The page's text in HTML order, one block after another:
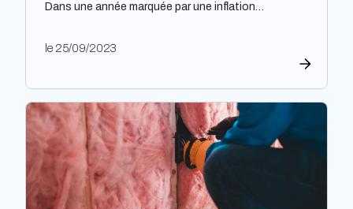
Dans une année marquée par une inflation
une inflation hors-norme, les entreprises ont mis la
Expectra dans son 21ème baromètre, évoquant une
progression […]
le 25/09/2023